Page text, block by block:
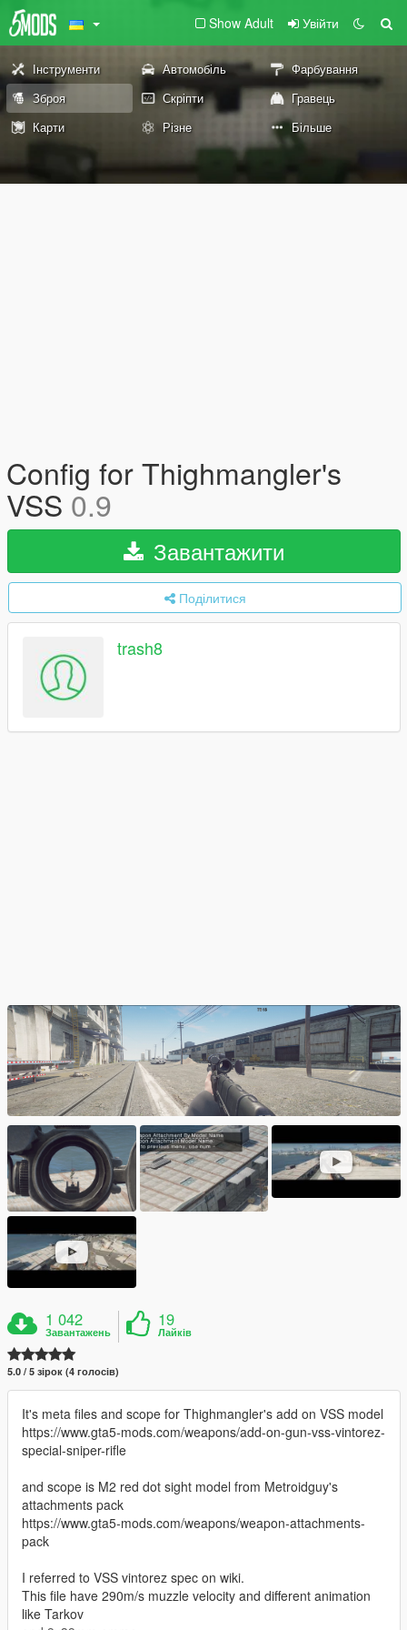
Show Adult Увійти
Інструменти Автомобіль
Фарбування
Зброя
Скріпти
Гравець
Карти
Різне Більше
Config for Thighmangler's
VSS 0.9
Завантажити
Поділитися
trash8
1 042
Завантажень
19
Лайків
5.0 / 5 зірок (4 голосів)
It's meta files and scope for Thighmangler's add on VSS model
https://www.gta5-mods.com/weapons/add-on-gun-vss-vintorez-
special-sniper-rifle
and scope is M2 red dot sight model from Metroidguy's
attachments pack
https://www.gta5-mods.com/weapons/weapon-attachments-
pack
I referred to VSS vintorez spec on wiki.
This file have 290m/s muzzle velocity and different animation
like Tarkov